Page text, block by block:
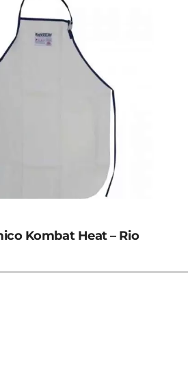
Kombat Heat – Rio